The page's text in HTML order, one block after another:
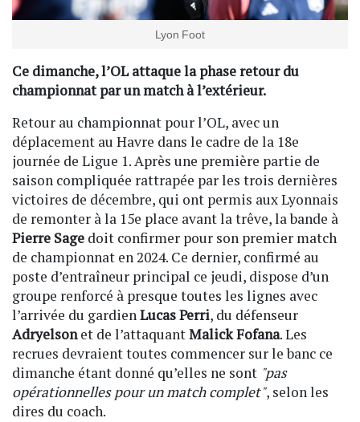
Lyon Foot
Ce dimanche, l’OL attaque la phase retour du
championnat par un match à l’extérieur.
Retour au championnat pour l’OL, avec un
déplacement au Havre dans le cadre de la 18e
journée de Ligue 1. Après une première partie de
saison compliquée rattrapée par les trois dernières
victoires de décembre, qui ont permis aux Lyonnais
de remonter à la 15e place avant la trêve, la bande à
Pierre Sage doit confirmer pour son premier match
de championnat en 2024. Ce dernier, confirmé au
poste d’entraîneur principal ce jeudi, dispose d’un
groupe renforcé à presque toutes les lignes avec
l’arrivée du gardienLucas Perri, du défenseur
Adryelsonet de l’attaquantMalick Fofana. Les
recrues devraient toutes commencer sur le banc ce
dimanche étant donné qu’elles ne sont "pas
opérationnelles pour un match complet", selon les
dires du coach.